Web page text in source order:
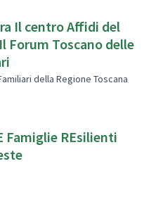
Il centro Affidi del
Forum Toscano delle
della Regione Toscana